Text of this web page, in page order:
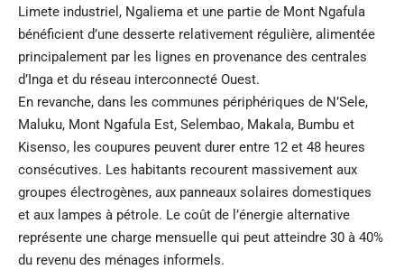
Limete industriel, Ngaliema et une partie de Mont Ngafula
bénéficient d’une desserte relativement régulière, alimentée
principalement par les lignes en provenance des centrales
d’Inga et du réseau interconnecté Ouest.
En revanche, dans les communes périphériques de N’Sele,
Maluku, Mont Ngafula Est, Selembao, Makala, Bumbu et
Kisenso, les coupures peuvent durer entre 12 et 48 heures
consécutives. Les habitants recourent massivement aux
groupes électrogènes, aux panneaux solaires domestiques
et aux lampes à pétrole. Le coût de l’énergie alternative
représente une charge mensuelle qui peut atteindre 30 à 40%
du revenu des ménages informels.